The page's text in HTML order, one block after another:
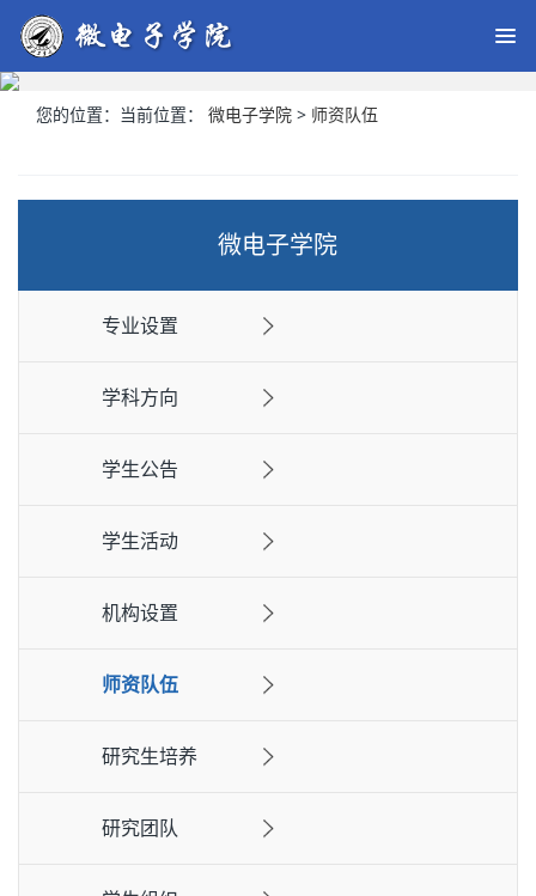
您的位置： 当前位置： 微电子学院 > 师资队伍
微电子学院
专业设置
学科方向
学生公告
学生活动
机构设置
师资队伍
研究生培养
研究团队